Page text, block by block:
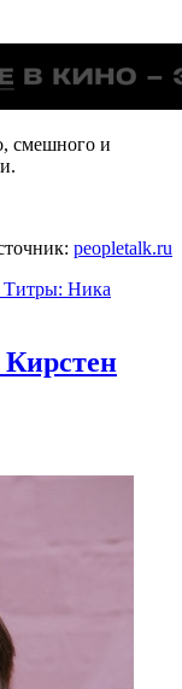
смешного и
peopletalk.ru
Титры: Ника
Кирстен